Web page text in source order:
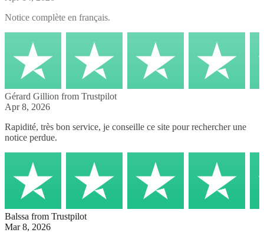
Notice complète en français.
Gérard Gillion from Trustpilot
Apr 8, 2026
Rapidité, très bon service, je conseille ce site pour rechercher une
notice perdue.
Balssa from Trustpilot
Mar 8, 2026